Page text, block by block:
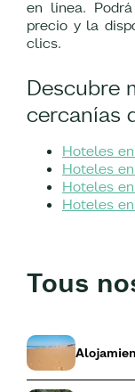
en línea.
precio y la
clics.
Descubre
cercanías
Hoteles
Hoteles
Hoteles
Hoteles
Tous